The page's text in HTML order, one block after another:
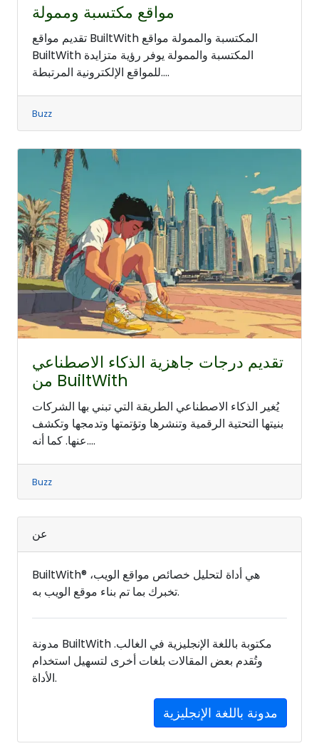
مواقع مكتسبة وممولة
تقديم مواقع BuiltWith المكتسبة والممولة مواقع
BuiltWith المكتسبة والممولة يوفر رؤية متزايدة
للمواقع الإلكترونية المرتبطة....
Buzz
تقديم درجات جاهزية الذكاء الاصطناعي
من BuiltWith
يُغير الذكاء الاصطناعي الطريقة التي تبني بها الشركات
بنيتها التحتية الرقمية وتنشرها وتؤتمتها وتدمجها وتكشف
عنها. كما أنه....
Buzz
عن
BuiltWith® هي أداة لتحليل خصائص مواقع الويب،
تخبرك بما تم بناء موقع الويب به.
مدونة BuiltWith مكتوبة باللغة الإنجليزية في الغالب.
وتُقدم بعض المقالات بلغات أخرى لتسهيل استخدام
الأداة.
مدونة باللغة الإنجليزية